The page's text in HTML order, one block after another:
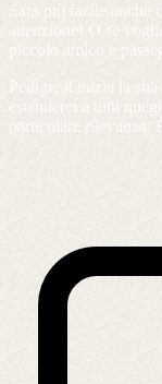
Sarà più facile anche
attenzione! O se
piccolo amico e
Pedigreat inizia la
estenderci a tutti
particolare rilevanza.